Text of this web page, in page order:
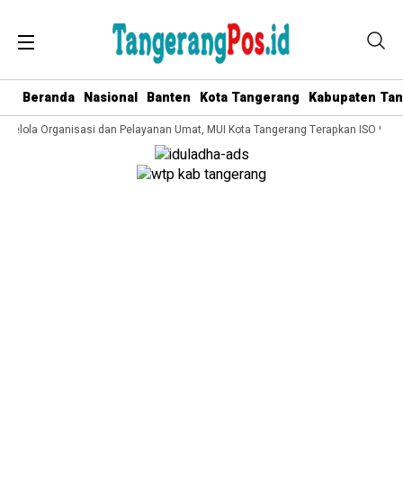
Beranda Nasional Banten Kota Tangerang Kabupaten
Organisasi dan Pelayanan Umat, MUI Kota Tangerang Terapkan ISO